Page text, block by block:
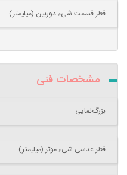
قطر قسمت شیء دوربین (میلیمتر)
مشخصات فنی
بزرگ‌نمایی
قطر عدسی شیء موثر (میلیمتر)